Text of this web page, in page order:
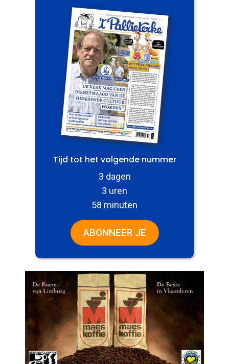
Tijd tot het volgende nummer
3 dagen
3 uren
58 minuten
ABONNEER JE